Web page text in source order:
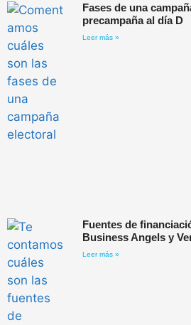
Fases de una
precampaña al día D
Leer más »
Fuentes de
Business Angels y
Leer más »